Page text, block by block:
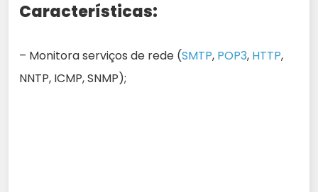
Características:
– Monitora serviços de rede (SMTP, POP3, HTTP,
NNTP, ICMP, SNMP);